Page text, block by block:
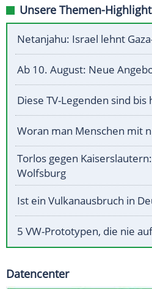
Unsere Themen-
Netanjahu: Israel lehnt
Ab 10. August: Neue
Diese TV-Legenden sind
Woran man Menschen mit
Torlos gegen
Wolfsburg
Ist ein Vulkanausbruch in
5 VW-Prototypen, die nie
Datencenter